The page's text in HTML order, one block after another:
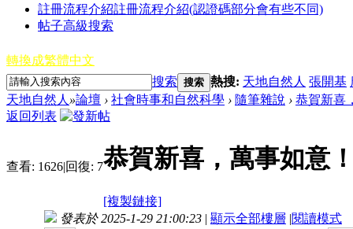
註冊流程介紹註冊流程介紹(認證碼部分會有些不同)
帖子高級搜索
轉換成繁體中文
搜索 搜索 熱搜: 天地自然人 張開基
天地自然人 »論壇 › 社會時事和自然科學 › 隨筆雜說 › 恭賀新喜
返回列表
查看: 1626|回復: 7恭賀新喜，萬事如意
[複製鏈接]
發表於 2025-1-29 21:00:23 | 顯示全部樓層 |閱讀模式